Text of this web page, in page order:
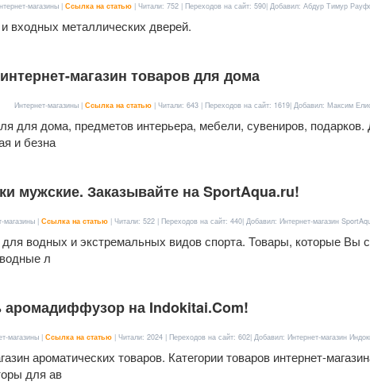
магазины | Ссылка на статью | Читали: 752 | Переходов на сайт: 590| Добавил: Абдур Тимур
входных металлических дверей.
магазин товаров для дома
Интернет-магазины | Ссылка на статью | Читали: 643 | Переходов на сайт: 1619| Добавил: Максим
для дома, предметов интерьера, мебели, сувениров, подарков.
и безна
мужские. Заказывайте на SportAqua.ru!
магазины | Ссылка на статью | Читали: 522 | Переходов на сайт: 440| Добавил: Интернет-магазин
водных и экстремальных видов спорта. Товары, которые Вы
л
аромадиффузор на Indokitai.Com!
магазины | Ссылка на статью | Читали: 2024 | Переходов на сайт: 602| Добавил: Интернет-магазин
ароматических товаров. Категории товаров интернет-
для ав